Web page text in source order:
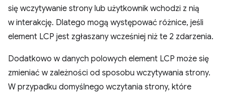
się wczytywanie strony lub użytkownik wchodzi z nią
w interakcję. Dlatego mogą występować różnice, jeśli
element LCP jest zgłaszany wcześniej niż te 2 zdarzenia.
Dodatkowo w danych polowych element LCP może się
zmieniać w zależności od sposobu wczytywania strony.
W przypadku domyślnego wczytania strony, które